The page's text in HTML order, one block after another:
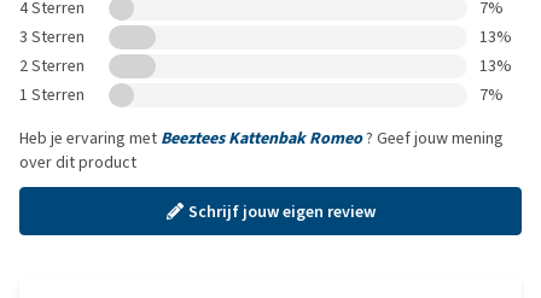
4 Sterren
7%
3 Sterren
13%
2 Sterren
13%
1 Sterren
7%
Heb je ervaring met Beeztees Kattenbak Romeo? Geef jouw mening
over dit product
Schrijf jouw eigen review